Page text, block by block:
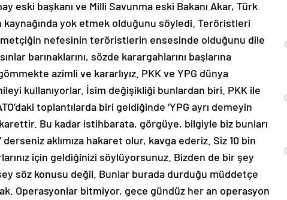
eski başkanı ve Milli Savunma eski Bakanı Akar, Türk
yok etmek olduğunu söyledi. Teröristleri
nefesinin teröristlerin ensesinde olduğunu dile
barınaklarını, sözde karargahlarını başlarına
azimli ve kararlıyız. PKK ve YPG dünya
kullanıyorlar. İsim değişikliği bunlardan biri. PKK ile
toplantılarda biri geldiğinde ‘YPG ayrı demeyin
Bu kadar istihbarata, görgüye, bilgiyle biz bunları
aklımıza hakaret olur, kavga ederiz. Siz 10 bin
için geldiğinizi söylüyorsunuz. Bizden de bir şey
söz konusu değil. Bunlar burada durduğu müddetçe
Operasyonlar bitmiyor, gece gündüz her an operasyon